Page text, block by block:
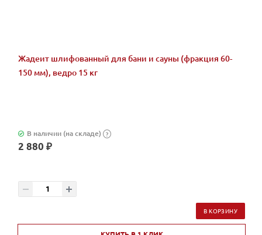
Жадеит шлифованный для бани и сауны (фракция 60-
150 мм), ведро 15 кг
В наличии (на складе) ?
2 880 ₽
В КОРЗИНУ